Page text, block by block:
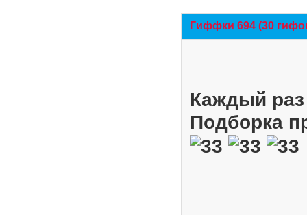
Гиффки 694 (30
Каждый
Подборка